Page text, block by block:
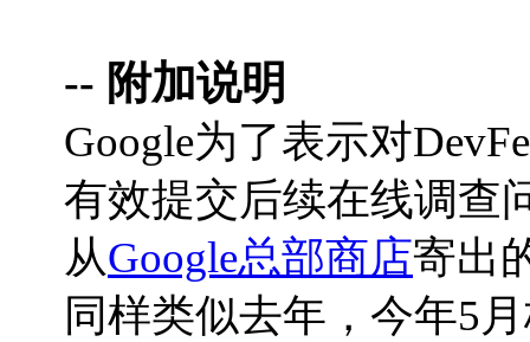
-- 附加说明
Google为了表示对
有效提交后续在线调查
从Google总部商店寄出
同样类似去年，今年5